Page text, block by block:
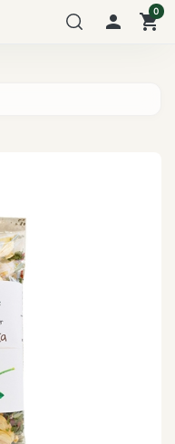
 shopping_cart
0